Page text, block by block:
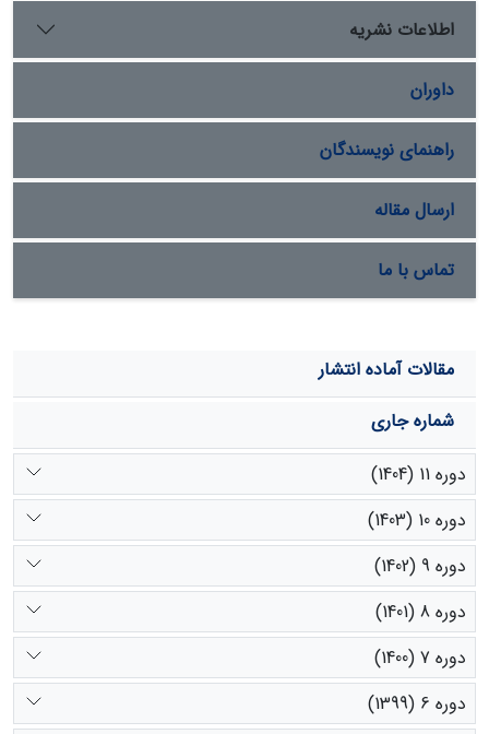
پیش، که حدود 500 تا 700 سال طول کشیده است، نشان می
دهد.
اطلاعات نشریه
داوران
راهنمای نویسندگان
ارسال مقاله
تماس با ما
مقالات آماده انتشار
شماره جاری
دوره 11 (1404)
دوره 10 (1403)
دوره 9 (1402)
دوره 8 (1401)
دوره 7 (1400)
دوره 6 (1399)